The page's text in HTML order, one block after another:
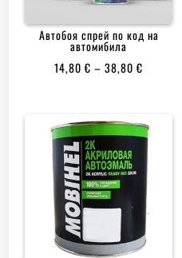
Автобоя спрей по код на
автомибила
14,80€ – 38,80€
THROUGH
38,80 €